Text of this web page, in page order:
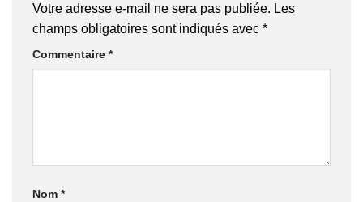
Votre adresse e-mail ne sera pas publiée. Les
champs obligatoires sont indiqués avec *
Commentaire *
Nom *